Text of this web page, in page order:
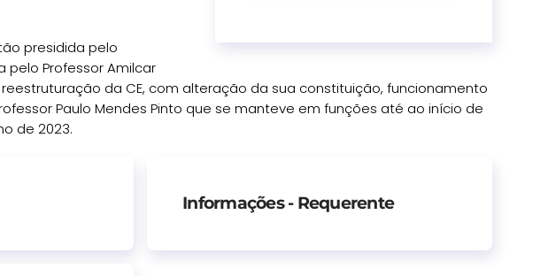
presidida pelo
pelo Professor Amilcar
da CE, com alteração da sua constituição, funcionamento
Paulo Mendes Pinto que se manteve em funções até ao início de
de 2023.
Informações - Requerente